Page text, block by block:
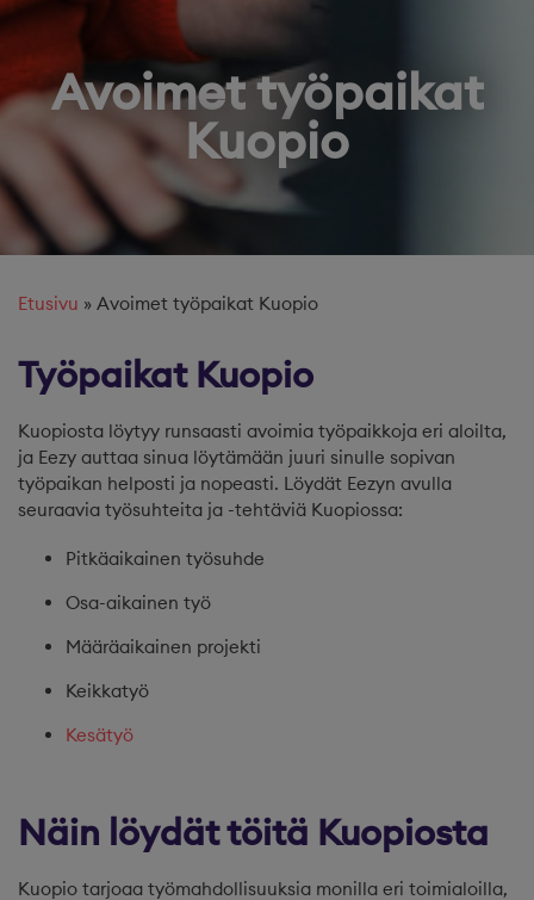
Avoimet työpaikat
Kuopio
Etusivu » Avoimet työpaikat Kuopio
Työpaikat Kuopio
Kuopiosta löytyy runsaasti avoimia työpaikkoja eri aloilta,
ja Eezy auttaa sinua löytämään juuri sinulle sopivan
työpaikan helposti ja nopeasti. Löydät Eezyn avulla
seuraavia työsuhteita ja -tehtäviä Kuopiossa:
Pitkäaikainen työsuhde
Osa-aikainen työ
Määräaikainen projekti
Keikkatyö
Kesätyö
Näin löydät töitä Kuopiosta
Kuopio tarjoaa työmahdollisuuksia monilla eri toimialoilla,